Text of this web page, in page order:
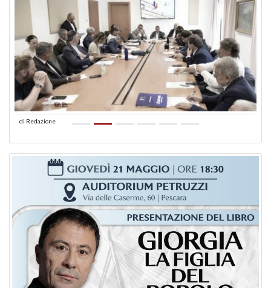
di Redazione